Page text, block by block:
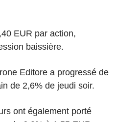
EUR par action,
baissière.
Editore a progressé de
de 2,6% de jeudi soir.
ont également porté